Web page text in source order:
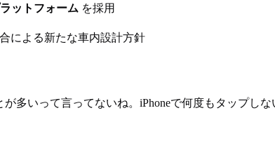
ットフォーム を採用
による新たな車内設計方針
多いって言ってないね。iPhoneで何度もタップし